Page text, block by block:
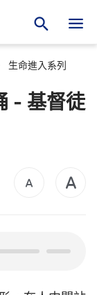
生命進入系列
- 基督徒
00:00